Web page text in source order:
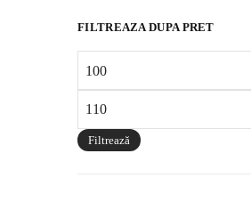
FILTREAZA DUPA PRET
Filtrează